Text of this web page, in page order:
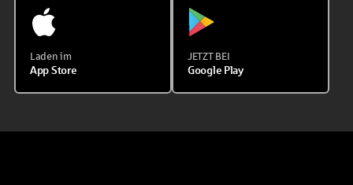
Laden im
App Store
JETZT BEI
Google Play